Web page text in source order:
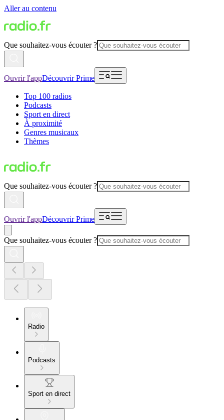
Aller au contenu
Que souhaitez-vous écouter ?
Ouvrir l'appDécouvrir Prime
Top 100 radios
Podcasts
Sport en direct
À proximité
Genres musicaux
Thèmes
Que souhaitez-vous écouter ?
Ouvrir l'appDécouvrir Prime
Que souhaitez-vous écouter ?
Radio
Podcasts
Sport en direct